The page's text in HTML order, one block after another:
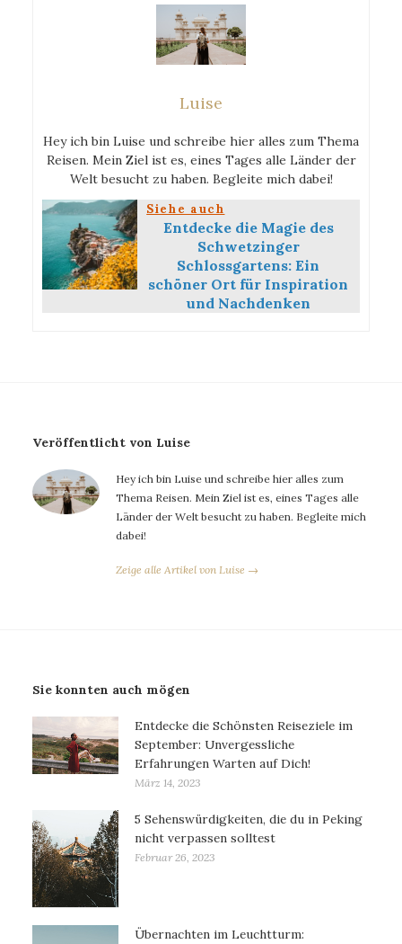
Luise
Hey ich bin Luise und schreibe hier alles zum Thema
Reisen. Mein Ziel ist es, eines Tages alle Länder der
Welt besucht zu haben. Begleite mich dabei!
Siehe auch
Entdecke die Magie des
Schwetzinger
Schlossgartens: Ein
schöner Ort für Inspiration
und Nachdenken
Veröffentlicht von Luise
Hey ich bin Luise und schreibe hier alles zum
Thema Reisen. Mein Ziel ist es, eines Tages alle
Länder der Welt besucht zu haben. Begleite mich
dabei!
Zeige alle Artikel von Luise →
Sie konnten auch mögen
Entdecke die Schönsten Reiseziele im
September: Unvergessliche
Erfahrungen Warten auf Dich!
März 14, 2023
5 Sehenswürdigkeiten, die du in Peking
nicht verpassen solltest
Februar 26, 2023
Übernachten im Leuchtturm: